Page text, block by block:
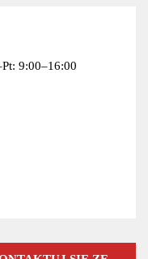
9:00–16:00